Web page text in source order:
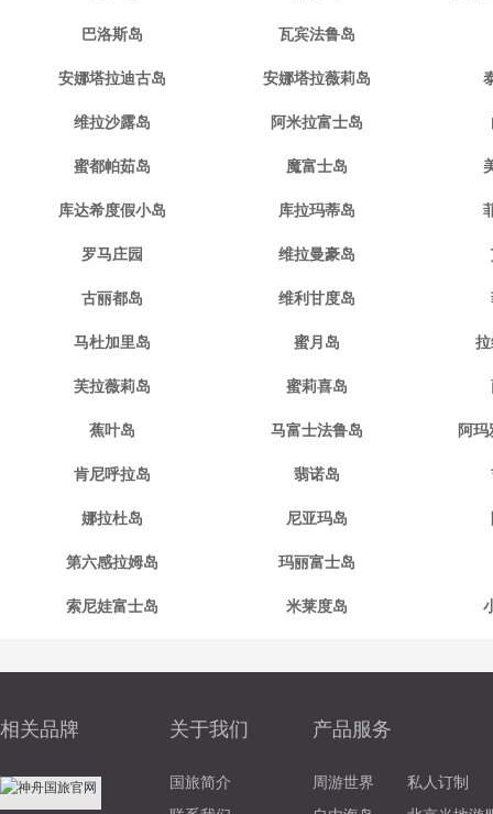
巴洛斯岛 瓦宾法鲁岛
安娜塔拉迪古岛 安娜塔拉薇莉岛
维拉沙露岛 阿米拉富士岛
蜜都帕茹岛 魔富士岛
库达希度假小岛 库拉玛蒂岛
罗马庄园 维拉曼豪岛
古丽都岛 维利甘度岛
马杜加里岛 蜜月岛
芙拉薇莉岛 蜜莉喜岛
蕉叶岛 马富士法鲁岛 阿
肯尼呼拉岛 翡诺岛
娜拉杜岛 尼亚玛岛
第六感拉姆岛 玛丽富士岛
索尼娃富士岛 米莱度岛
相关品牌 关于我们
国旅简介
产品服务
周游世界
私人订制